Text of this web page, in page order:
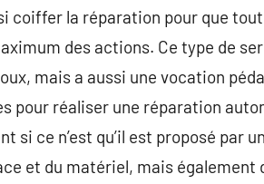
coiffer la réparation pour que
des actions. Ce type de
mais a aussi une vocation
pour réaliser une réparation
ce n’est qu’il est proposé par
et du matériel, mais également